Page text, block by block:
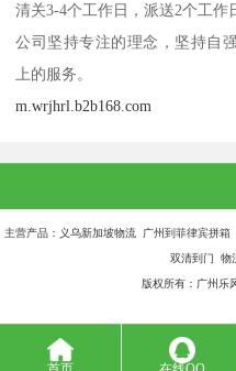
清关3-4个工作日，派送2个工作
公司坚持专注的理念，坚持自
上的服务。
m.wrjhrl.b2b168.com
主营产品：义乌新加坡物流 广州到菲律宾拼
双清到门 物
版权所有：广州乐